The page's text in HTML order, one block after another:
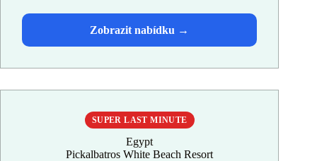
SUPER LAST MINUTE
Egypt
Pickalbatros White Beach Resort